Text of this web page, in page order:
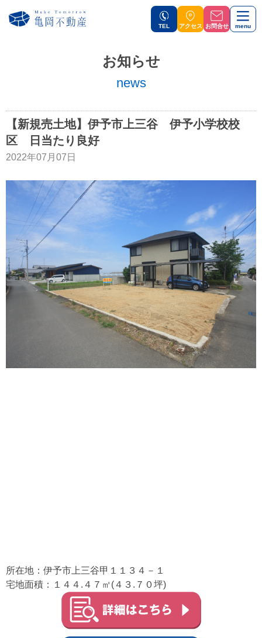
TEL アクセス お問合せ menu
お知らせ
news
【新規売土地】伊予市上三谷 伊予小学校校
区 日当たり良好
2022年07月07日
所在地：伊予市上三谷甲１１３４－１
宅地面積：１４４.４７㎡(４３.７０坪)